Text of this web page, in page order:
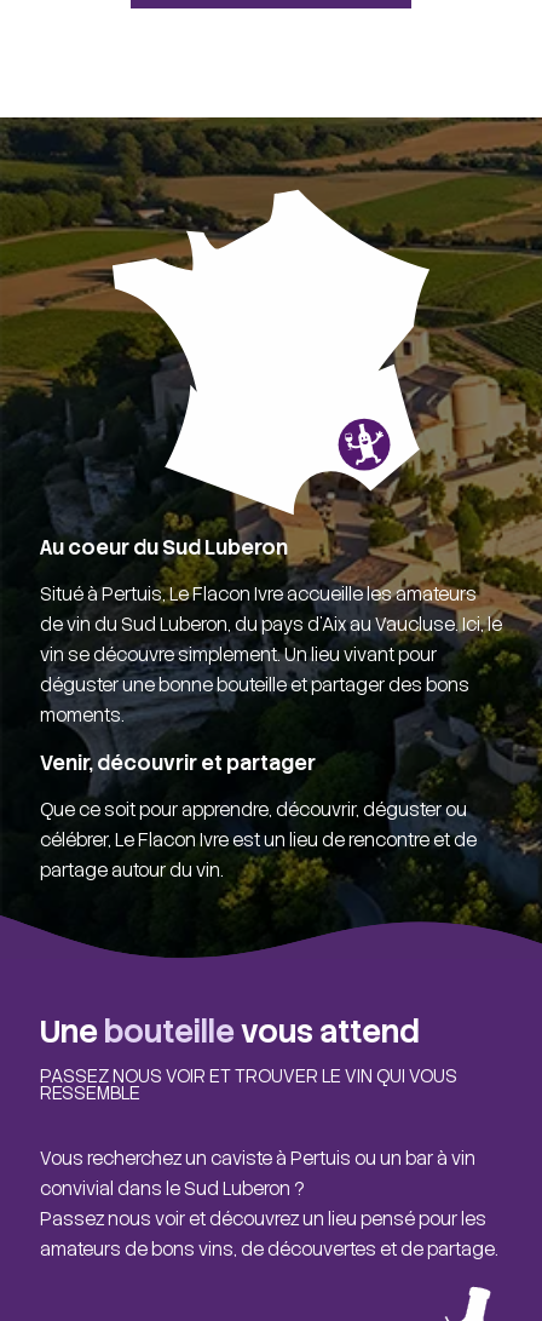
Au coeur du Sud Luberon
Situé à Pertuis, Le Flacon Ivre accueille les amateurs
de vin du Sud Luberon, du pays d'Aix au Vaucluse. Ici, le
vin se découvre simplement. Un lieu vivant pour
déguster une bonne bouteille et partager des bons
moments.
Venir, découvrir et partager
Que ce soit pour apprendre, découvrir, déguster ou
célébrer, Le Flacon Ivre est un lieu de rencontre et de
partage autour du vin.
Unebouteillevous attend
PASSEZ NOUS VOIR ET TROUVER LE VIN QUI VOUS
RESSEMBLE
Vous recherchez un caviste à Pertuis ou un bar à vin
convivial dans le Sud Luberon ?
Passez nous voir et découvrez un lieu pensé pour les
amateurs de bons vins, de découvertes et de partage.